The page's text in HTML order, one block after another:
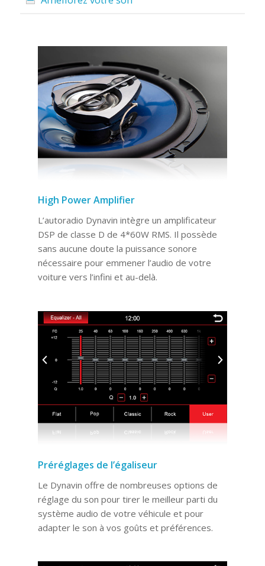
High Power Amplifier
L’autoradio Dynavin intègre un amplificateur
DSP de classe D de 4*60W RMS. Il possède
sans aucune doute la puissance sonore
nécessaire pour emmener l’audio de votre
voiture vers l’infini et au-delà.
Préréglages de l’égaliseur
Le Dynavin offre de nombreuses options de
réglage du son pour tirer le meilleur parti du
système audio de votre véhicule et pour
adapter le son à vos goûts et préférences.